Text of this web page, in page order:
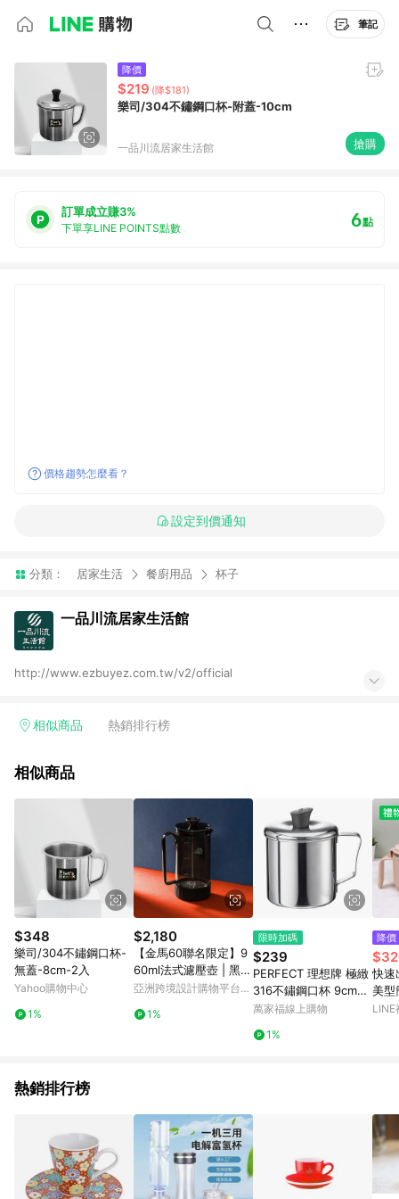
筆記
降價
$219 (降$181)
樂司/304不鏽鋼口杯-附蓋-10cm
一品川流居家生活館 搶購
訂單成立賺3%
下單享LINE POINTS點數 6點
價格趨勢怎麼看？
設定到價通知
分類： 居家生活 餐廚用品 杯子
一品川流居家生活館
http://www.ezbuyez.com.tw/v2/official
相似商品 熱銷排行榜
相似商品
$348
樂司/304不鏽鋼口杯-
無蓋-8cm-2入
Yahoo購物中心
1%
$2,180
【金馬60聯名限定】9
60ml法式濾壓壺 | 黑色
濾壓壺-油墨黑矽膠套
亞洲跨境設計購物平台
1%
限時加碼
$239
PERFECT 理想牌 極緻
316不鏽鋼口杯 9cm附
蓋-Leidea樂德兒
萬家福線上購物
1%
降價
快速
美型
【
LINE
熱銷排行榜